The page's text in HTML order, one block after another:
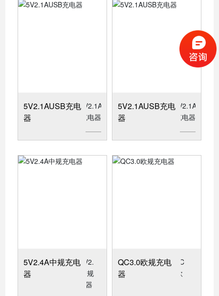
5V2.1AUSB充电
器
5V2.1AUSB充电
器
5V2.4A中规充电
器
QC3.0欧规充电
器